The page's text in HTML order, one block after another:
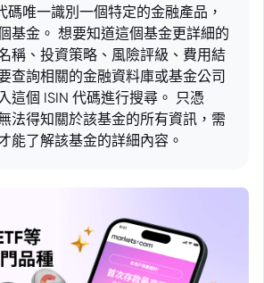
碼唯一識別一個特定的金融產品，
基金。 想要知道這個基金更詳細的
稱、投資策略、風險評級、費用結
查詢相關的金融資料庫或基金公司
這個 ISIN 代碼進行搜尋。 只憑
法得知關於該基金的所有資訊，需
能了解該基金的詳細內容。